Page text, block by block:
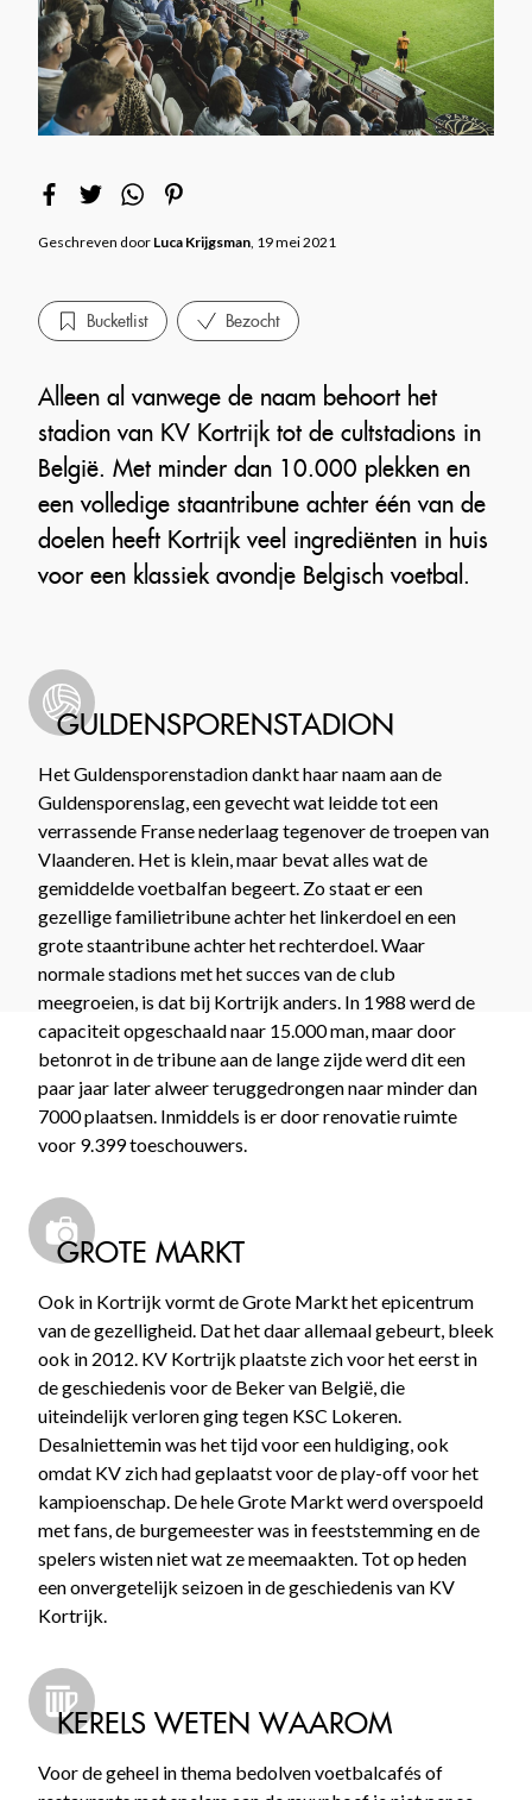
Geschreven door Luca Krijgsman, 19 mei 2021
Bucketlist Bezocht
Alleen al vanwege de naam behoort het
stadion van KV Kortrijk tot de cultstadions in
België. Met minder dan 10.000 plekken en
een volledige staantribune achter één van de
doelen heeft Kortrijk veel ingrediënten in huis
voor een klassiek avondje Belgisch voetbal.
GULDENSPORENSTADION
Het Guldensporenstadion dankt haar naam aan de
Guldensporenslag, een gevecht wat leidde tot een
verrassende Franse nederlaag tegenover de troepen van
Vlaanderen. Het is klein, maar bevat alles wat de
gemiddelde voetbalfan begeert. Zo staat er een
gezellige familietribune achter het linkerdoel en een
grote staantribune achter het rechterdoel. Waar
normale stadions met het succes van de club
meegroeien, is dat bij Kortrijk anders. In 1988 werd de
capaciteit opgeschaald naar 15.000 man, maar door
betonrot in de tribune aan de lange zijde werd dit een
paar jaar later alweer teruggedrongen naar minder dan
7000 plaatsen. Inmiddels is er door renovatie ruimte
voor 9.399 toeschouwers.
GROTE MARKT
Ook in Kortrijk vormt de Grote Markt het epicentrum
van de gezelligheid. Dat het daar allemaal gebeurt, bleek
ook in 2012. KV Kortrijk plaatste zich voor het eerst in
de geschiedenis voor de Beker van België, die
uiteindelijk verloren ging tegen KSC Lokeren.
Desalniettemin was het tijd voor een huldiging, ook
omdat KV zich had geplaatst voor de play-off voor het
kampioenschap. De hele Grote Markt werd overspoeld
met fans, de burgemeester was in feeststemming en de
spelers wisten niet wat ze meemaakten. Tot op heden
een onvergetelijk seizoen in de geschiedenis van KV
Kortrijk.
KERELS WETEN WAAROM
Voor de geheel in thema bedolven voetbalcafés of